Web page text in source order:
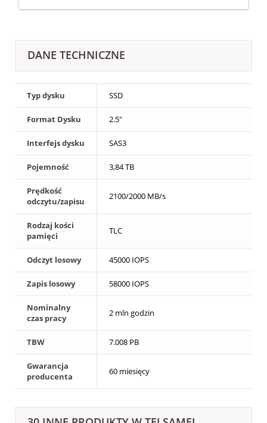
DANE TECHNICZNE
Typ dysku SSD
Format Dysku 2.5"
Interfejs dysku SAS3
Pojemność 3,84 TB
Prędkość
odczytu/zapisu
2100/2000 MB/s
Rodzaj kości
pamięci
TLC
Odczyt losowy 45000 IOPS
Zapis losowy 58000 IOPS
Nominalny
czas pracy
2 mln godzin
TBW 7.008 PB
Gwarancja
producenta
60 miesięcy